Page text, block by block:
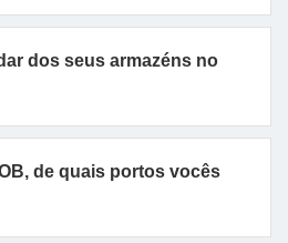
dos seus armazéns no
de quais portos vocês